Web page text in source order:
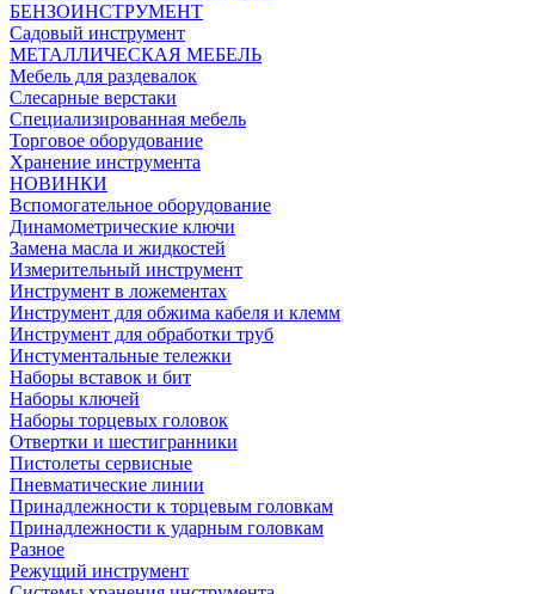
БЕНЗОИНСТРУМЕНТ
Садовый инструмент
МЕТАЛЛИЧЕСКАЯ МЕБЕЛЬ
Мебель для раздевалок
Слесарные верстаки
Специализированная мебель
Торговое оборудование
Хранение инструмента
НОВИНКИ
Вспомогательное оборудование
Динамометрические ключи
Замена масла и жидкостей
Измерительный инструмент
Инструмент в ложементах
Инструмент для обжима кабеля и клемм
Инструмент для обработки труб
Инстументальные тележки
Наборы вставок и бит
Наборы ключей
Наборы торцевых головок
Отвертки и шестигранники
Пистолеты сервисные
Пневматические линии
Принадлежности к торцевым головкам
Принадлежности к ударным головкам
Разное
Режущий инструмент